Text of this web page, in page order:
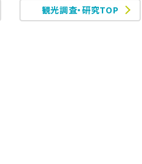
観光調査・研究TOP